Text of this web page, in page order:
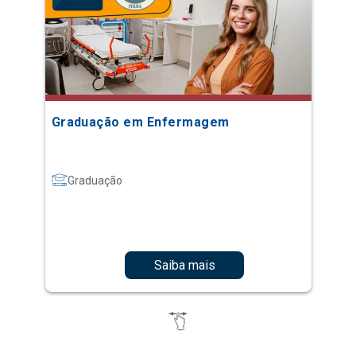
Graduação em Enfermagem
Graduação
Saiba mais